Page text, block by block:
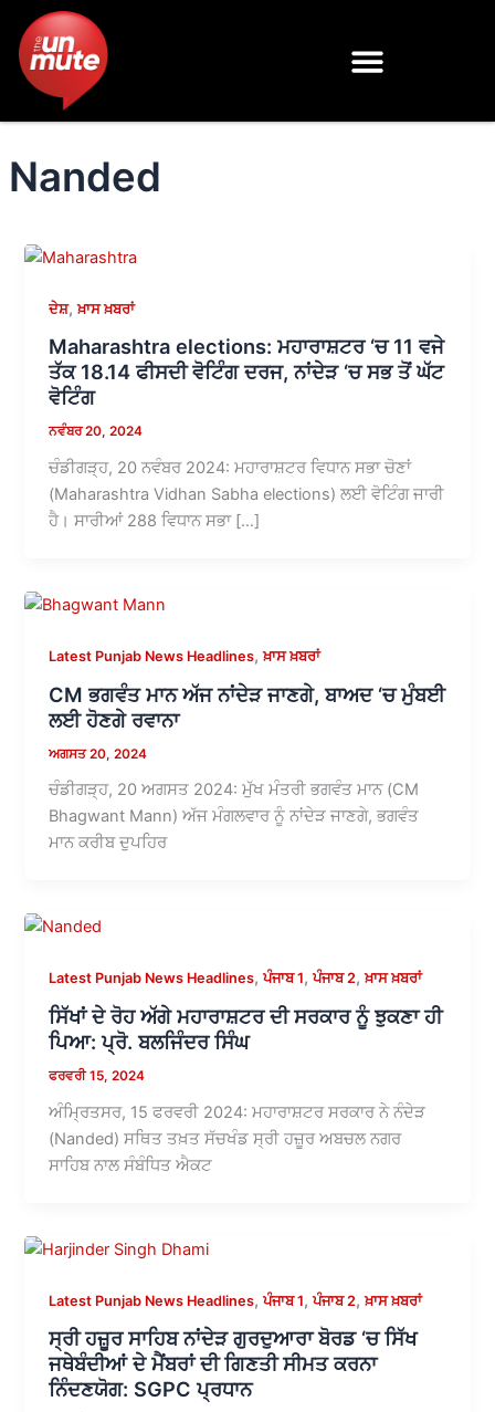
content
Nanded
ਦੇਸ਼,ਖ਼ਾਸ ਖ਼ਬਰਾਂ
Maharashtra elections: ਮਹਾਰਾਸ਼ਟਰ ‘ਚ 11 ਵਜੇ
ਤੱਕ 18.14 ਫੀਸਦੀ ਵੋਟਿੰਗ ਦਰਜ, ਨਾਂਦੇੜ ‘ਚ ਸਭ ਤੋਂ ਘੱਟ
ਵੋਟਿੰਗ
ਨਵੰਬਰ 20, 2024
ਚੰਡੀਗੜ੍ਹ, 20 ਨਵੰਬਰ 2024: ਮਹਾਰਾਸ਼ਟਰ ਵਿਧਾਨ ਸਭਾ ਚੋਣਾਂ
(Maharashtra Vidhan Sabha elections) ਲਈ ਵੋਟਿੰਗ ਜਾਰੀ
ਹੈ। ਸਾਰੀਆਂ 288 ਵਿਧਾਨ ਸਭਾ […]
Latest Punjab News Headlines,ਖ਼ਾਸ ਖ਼ਬਰਾਂ
CM ਭਗਵੰਤ ਮਾਨ ਅੱਜ ਨਾਂਦੇੜ ਜਾਣਗੇ, ਬਾਅਦ ‘ਚ ਮੁੰਬਈ
ਲਈ ਹੋਣਗੇ ਰਵਾਨਾ
ਅਗਸਤ 20, 2024
ਚੰਡੀਗੜ੍ਹ, 20 ਅਗਸਤ 2024: ਮੁੱਖ ਮੰਤਰੀ ਭਗਵੰਤ ਮਾਨ (CM
Bhagwant Mann) ਅੱਜ ਮੰਗਲਵਾਰ ਨੂੰ ਨਾਂਦੇੜ ਜਾਣਗੇ, ਭਗਵੰਤ
ਮਾਨ ਕਰੀਬ ਦੁਪਹਿਰ
Latest Punjab News Headlines,ਪੰਜਾਬ 1,ਪੰਜਾਬ 2,ਖ਼ਾਸ ਖ਼ਬਰਾਂ
ਸਿੱਖਾਂ ਦੇ ਰੋਹ ਅੱਗੇ ਮਹਾਰਾਸ਼ਟਰ ਦੀ ਸਰਕਾਰ ਨੂੰ ਝੁਕਣਾ ਹੀ
ਪਿਆ: ਪ੍ਰੋ. ਬਲਜਿੰਦਰ ਸਿੰਘ
ਫਰਵਰੀ 15, 2024
ਅੰਮ੍ਰਿਤਸਰ, 15 ਫਰਵਰੀ 2024: ਮਹਾਰਾਸ਼ਟਰ ਸਰਕਾਰ ਨੇ ਨੰਦੇੜ
(Nanded) ਸਥਿਤ ਤਖ਼ਤ ਸੱਚਖੰਡ ਸ੍ਰੀ ਹਜ਼ੂਰ ਅਬਚਲ ਨਗਰ
ਸਾਹਿਬ ਨਾਲ ਸੰਬੰਧਿਤ ਐਕਟ
Latest Punjab News Headlines,ਪੰਜਾਬ 1,ਪੰਜਾਬ 2,ਖ਼ਾਸ ਖ਼ਬਰਾਂ
ਸ੍ਰੀ ਹਜ਼ੂਰ ਸਾਹਿਬ ਨਾਂਦੇੜ ਗੁਰਦੁਆਰਾ ਬੋਰਡ ‘ਚ ਸਿੱਖ
ਜਥੇਬੰਦੀਆਂ ਦੇ ਮੈਂਬਰਾਂ ਦੀ ਗਿਣਤੀ ਸੀਮਤ ਕਰਨਾ
ਨਿੰਦਣਯੋਗ: SGPC ਪ੍ਰਧਾਨ